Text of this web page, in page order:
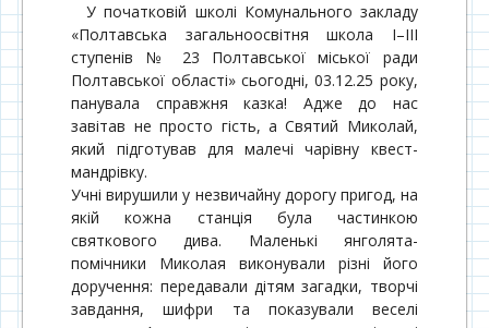
У початковій школі Комунального закладу
«Полтавська загальноосвітня школа І–ІІІ
ступенів № 23 Полтавської міської ради
Полтавської області» сьогодні, 03.12.25 року,
панувала справжня казка! Адже до нас
завітав не просто гість, а Святий Миколай,
який підготував для малечі чарівну квест-
мандрівку.
Учні вирушили у незвичайну дорогу пригод, на
якій кожна станція була частинкою
святкового дива. Маленькі янголята-
помічники Миколая виконували різні його
доручення: передавали дітям загадки, творчі
завдання, шифри та показували веселі